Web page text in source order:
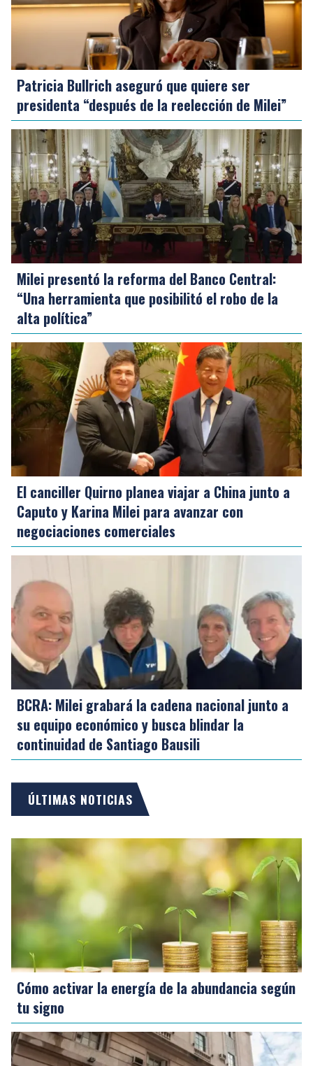
Patricia Bullrich aseguró que quiere ser
presidenta “después de la reelección de Milei”
Milei presentó la reforma del Banco Central:
“Una herramienta que posibilitó el robo de la
alta política”
El canciller Quirno planea viajar a China junto a
Caputo y Karina Milei para avanzar con
negociaciones comerciales
BCRA: Milei grabará la cadena nacional junto a
su equipo económico y busca blindar la
continuidad de Santiago Bausili
ÚLTIMAS NOTICIAS
Cómo activar la energía de la abundancia según
tu signo